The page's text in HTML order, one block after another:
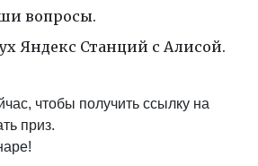
вопросы.
Яндекс Станций с Алисой.
чтобы получить ссылку на
приз.